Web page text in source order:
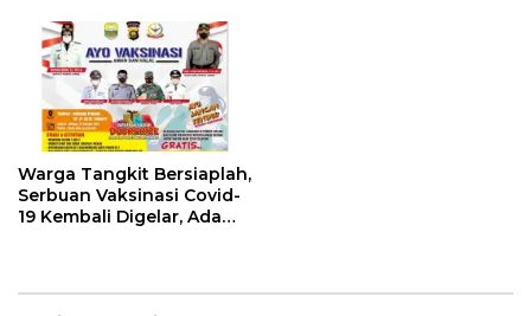
Warga Tangkit Bersiaplah,
Serbuan Vaksinasi Covid-
19 Kembali Digelar, Ada